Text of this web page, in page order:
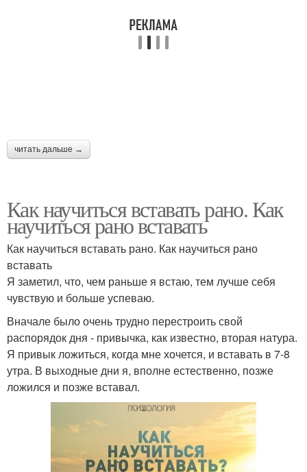
читать дальше →
Как научиться вставать рано. Как
научиться рано вставать
Как научиться вставать рано. Как научиться рано
вставать
Я заметил, что, чем раньше я встаю, тем лучше себя
чувствую и больше успеваю.
Вначале было очень трудно перестроить свой
распорядок дня - привычка, как известно, вторая натура.
Я привык ложиться, когда мне хочется, и вставать в 7-8
утра. В выходные дни я, вполне естественно, позже
ложился и позже вставал.